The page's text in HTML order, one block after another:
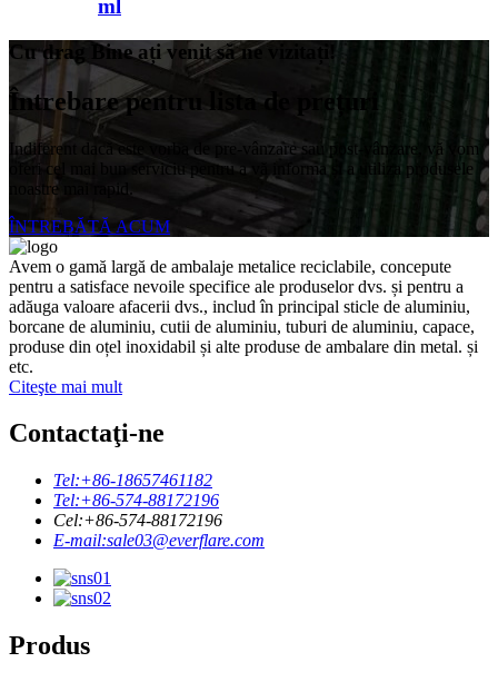
ml
Cu drag Bine ați venit să ne vizitați!
Întrebare pentru lista de prețuri
Indiferent dacă este vorba de pre-vânzare sau post-vânzare, vă vom
oferi cel mai bun serviciu pentru a vă informa și a utiliza produsele
noastre mai rapid.
ÎNTREBĂTĂ ACUM
Avem o gamă largă de ambalaje metalice reciclabile, concepute
pentru a satisface nevoile specifice ale produselor dvs. și pentru a
adăuga valoare afacerii dvs., includ în principal sticle de aluminiu,
borcane de aluminiu, cutii de aluminiu, tuburi de aluminiu, capace,
produse din oțel inoxidabil și alte produse de ambalare din metal. și
etc.
Citeşte mai mult
Contactaţi-ne
Tel:+86-18657461182
Tel:+86-574-88172196
Cel:+86-574-88172196
E-mail:sale03@everflare.com
Produs